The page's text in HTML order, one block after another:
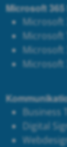
Microsoft
Microsoft
Microsoft
Microsoft
Microsoft
Business
Digital